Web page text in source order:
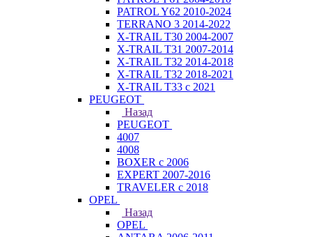
PATROL Y62 2010-2024
TERRANO 3 2014-2022
X-TRAIL T30 2004-2007
X-TRAIL T31 2007-2014
X-TRAIL T32 2014-2018
X-TRAIL T32 2018-2021
X-TRAIL T33 с 2021
PEUGEOT
Назад
PEUGEOT
4007
4008
BOXER с 2006
EXPERT 2007-2016
TRAVELER с 2018
OPEL
Назад
OPEL